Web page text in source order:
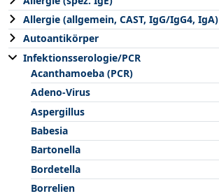
Allergie (allgemein, CAST, IgG/IgG4, IgA)
Autoantikörper
Infektionsserologie/PCR
Acanthamoeba (PCR)
Adeno-Virus
Aspergillus
Babesia
Bartonella
Bordetella
Borrelien